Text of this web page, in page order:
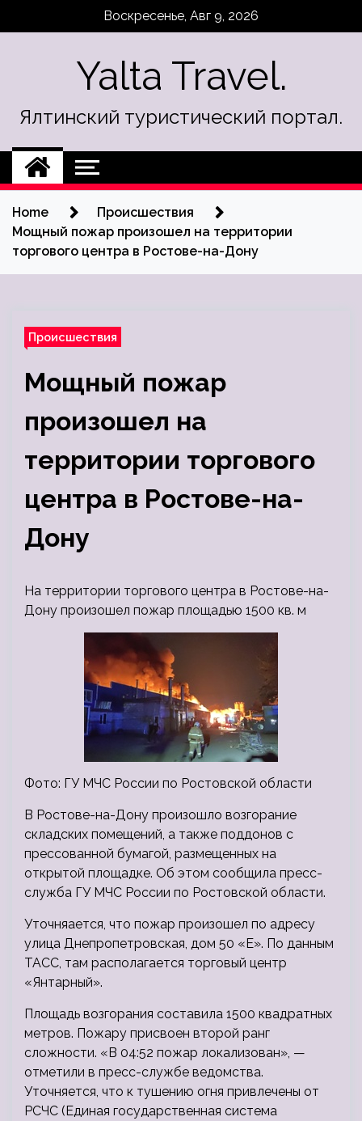
Воскресенье, Авг 9, 2026
Yalta Travel.
Ялтинский туристический портал.
Home
Происшествия
Мощный пожар произошел на территории
торгового центра в Ростове-на-Дону
Происшествия
Мощный пожар
произошел на
территории торгового
центра в Ростове-на-
Дону
На территории торгового центра в Ростове-на-
Дону произошел пожар площадью 1500 кв. м
Фото: ГУ МЧС России по Ростовской области
В Ростове-на-Дону произошло возгорание
складских помещений, а также поддонов с
прессованной бумагой, размещенных на
открытой площадке. Об этом сообщила пресс-
служба ГУ МЧС России по Ростовской области.
Уточняается, что пожар произошел по адресу
улица Днепропетровская, дом 50 «Е». По данным
ТАСС, там располагается торговый центр
«Янтарный».
Площадь возгорания составила 1500 квадратных
метров. Пожару присвоен второй ранг
сложности. «В 04:52 пожар локализован», —
отметили в пресс-службе ведомства.
Уточняется, что к тушению огня привлечены от
РСЧС (Единая государственная система